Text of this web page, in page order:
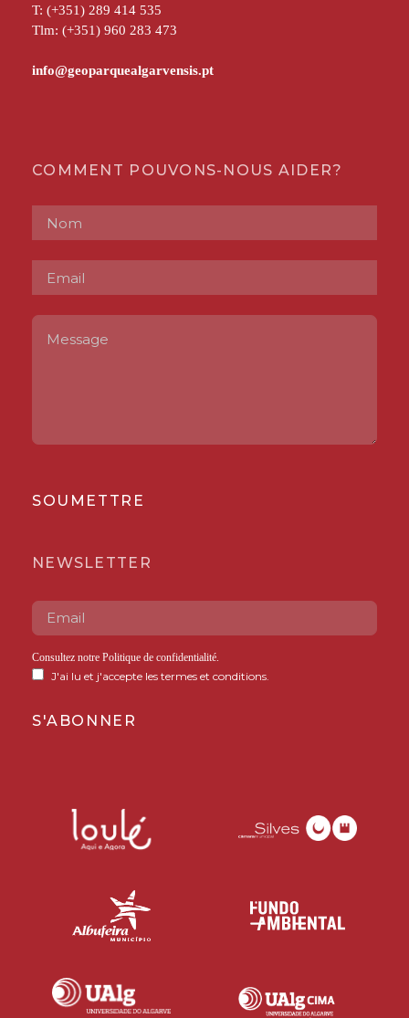
T: (+351) 289 414 535
Tlm: (+351) 960 283 473
COMMENT POUVONS-NOUS AIDER?
SOUMETTRE
NEWSLETTER
Consultez notre Politique de confidentialité
J'ai lu et j'accepte les termes et conditions.